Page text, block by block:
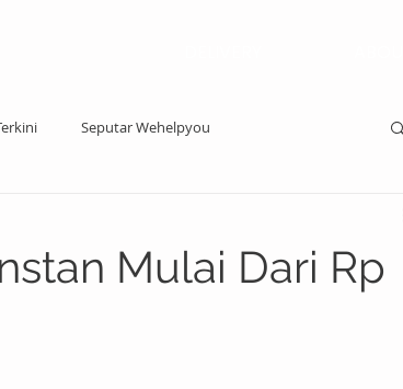
Seputar Wehelpyou
Mulai Dari Rp